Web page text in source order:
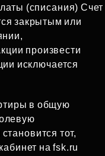
(списания) Счет
закрытым или
произвести
исключается
в общую
тот,
на fsk.ru